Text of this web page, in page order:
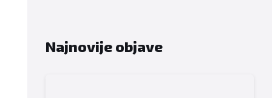
Najnovije objave